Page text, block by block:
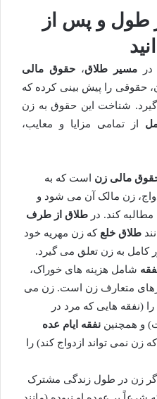
طول و پس از
درمسیر طلاق،حقوق مالی
حقوقی را پیش بینی کرده که
شناخت این حقوق به زن
از تمامی مزایا و معایب،
مالی زن است که به
زن مالک آن می شود و
کند. در طلاق از طرف
طلاق خلع که زن مهریه خود
کامل به زن تعلق می گیرد.
شامل هزینه های خوراک،
متعارف زن است. زن می
(نفقه هایی که مرد در
و همچنین نفقه ایام عده
نمی تواند ازدواج کند) را
اگر زن در طول زندگی مشترک